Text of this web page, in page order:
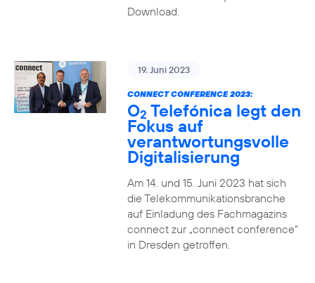
Download.
19. Juni 2023
CONNECT CONFERENCE 2023:
O2 Telefónica legt den
Fokus auf
verantwortungsvolle
Digitalisierung
Am 14. und 15. Juni 2023 hat sich
die Telekommunikationsbranche
auf Einladung des Fachmagazins
connect zur „connect conference“
in Dresden getroffen.